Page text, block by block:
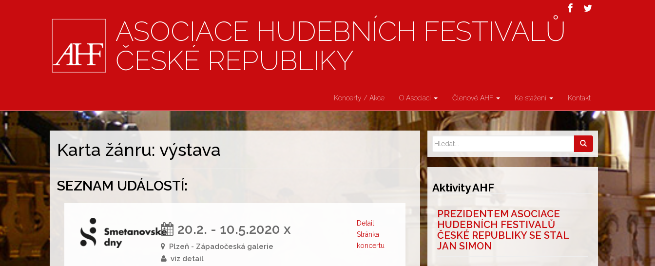
ASOCIACE HUDEBNÍCH FESTIVALŮ
ČESKÉ REPUBLIKY
Koncerty / Akce O Asociaci Členové AHF Ke stažení Kontakt
Karta žánru: výstava
SEZNAM UDÁLOSTÍ:
20.2. - 10.5.2020 x
Plzeň - Západočeská galerie
viz detail
Detail
Stránka
koncertu
Aktivity AHF
PREZIDENTEM ASOCIACE
HUDEBNÍCH FESTIVALŮ
ČESKÉ REPUBLIKY SE STAL
JAN SIMON